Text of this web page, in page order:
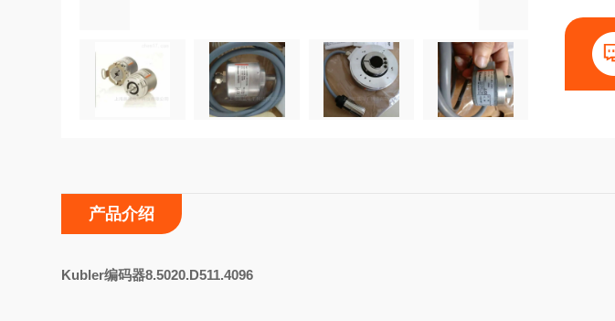
产品介绍
Kubler编码器8.5020.D511.4096